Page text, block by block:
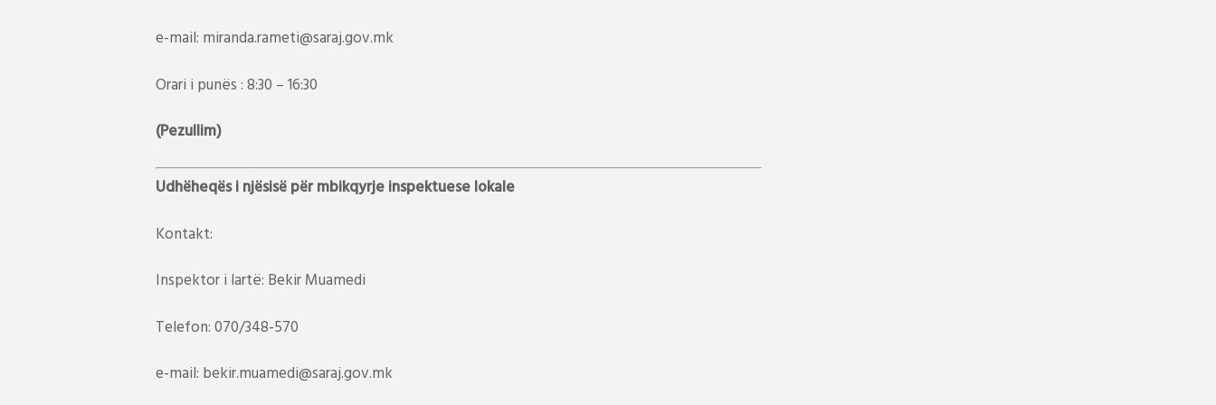
e-mail: miranda.rameti@saraj.gov.mk
Orari i punës : 8:30 – 16:30
(Pezullim)
Udhëheqës i njësisë për mbikqyrje inspektuese lokale
Kontakt:
Inspektor i lartë: Bekir Muamedi
Telefon: 070/348-570
e-mail: bekir.muamedi@saraj.gov.mk